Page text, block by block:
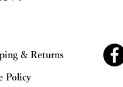
& Returns
Policy